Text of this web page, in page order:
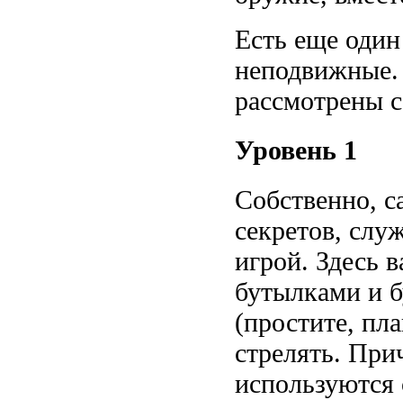
Есть еще
рассмотрены
Уровень 1
Собственно,
секретов,
игрой. Здесь
бутылками и
(простите,
стрелять.